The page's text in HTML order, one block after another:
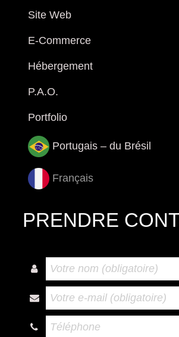
Site Web
E-Commerce
Hébergement
P.A.O.
Portfolio
Portugais – du Brésil
Français
PRENDRE